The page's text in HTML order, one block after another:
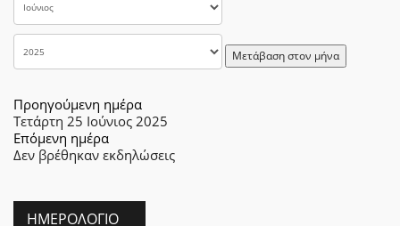
Μετάβαση στον μήνα
Προηγούμενη ημέρα
Τετάρτη 25 Ιούνιος 2025
Επόμενη ημέρα
Δεν βρέθηκαν εκδηλώσεις
ΗΜΕΡΟΛΌΓΙΟ